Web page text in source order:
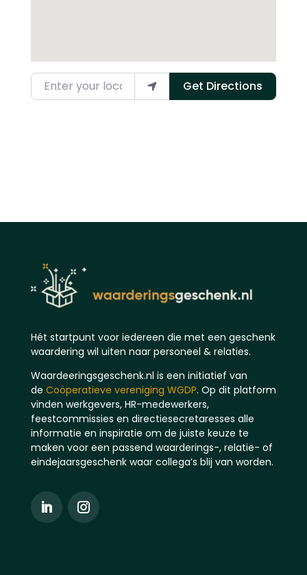
Enter your location Get Directions
Hét startpunt voor iedereen die met een geschenk
waardering wil uiten naar personeel & relaties.
Waardeeringsgeschenk.nl is een initiatief van
de Coöperatieve vereniging WGDP. Op dit platform
vinden werkgevers, HR-medewerkers,
feestcommissies en directiesecretaresses alle
informatie en inspiratie om de juiste keuze te
maken voor een passend waarderings-, relatie- of
eindejaarsgeschenk waar collega’s blij van worden.